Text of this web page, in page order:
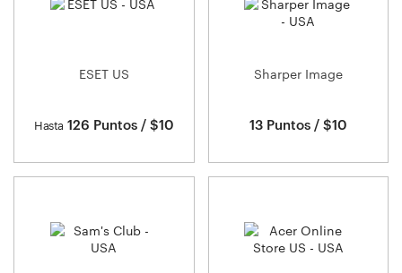
ESET US
Hasta 126 Puntos / $10
Sharper Image
13 Puntos / $10